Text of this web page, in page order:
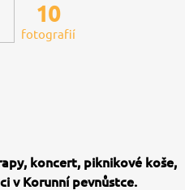
10
fotografií
koncert, piknikové koše,
v Korunní pevnůstce.